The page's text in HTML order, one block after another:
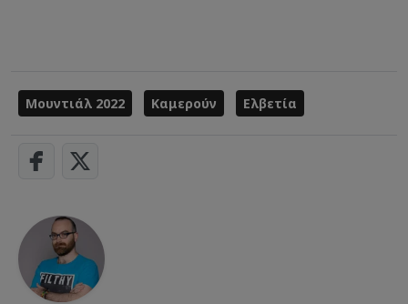
Μουντιάλ 2022 Καμερούν Ελβετία